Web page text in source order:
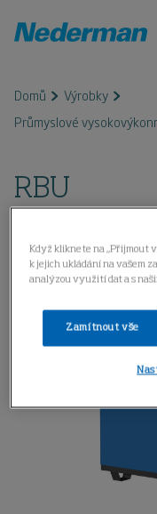
Domů
Výrobky
Průmyslové
RBU
Když kliknete na „Přijmout
k jejich ukládání na vašem
analýzou využití dat a s
Zamítnout vše